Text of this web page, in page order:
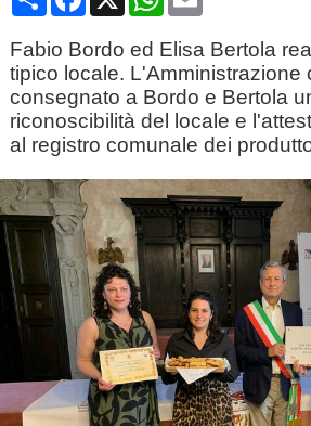
Fabio Bordo ed Elisa Bertola
tipico locale. L'Amministrazione
consegnato a Bordo e Bertola
riconoscibilità del locale e
al registro comunale dei